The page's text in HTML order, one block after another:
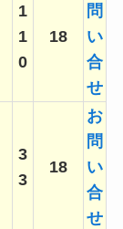
1
1
0
18
問
い
合
せ
3
3
18
お
問
い
合
せ